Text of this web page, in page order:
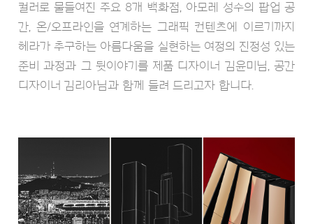
컬러로 물들여진 주요 8개 백화점, 아모레 성수의 팝업 공
간, 온/오프라인을 연계하는 그래픽 컨텐츠에 이르기까지
헤라가 추구하는 아름다움을 실현하는 여정의 진정성 있는
준비 과정과 그 뒷이야기를 제품 디자이너 김윤미님, 공간
디자이너 김리아님과 함께 들려 드리고자 합니다.